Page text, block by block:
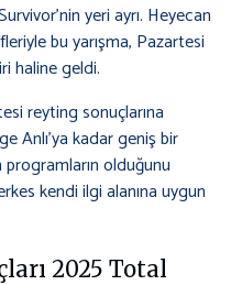
yeri ayrı. Heyecan
bu yarışma, Pazartesi
haline geldi.
reyting sonuçlarına
Anlı’ya kadar geniş bir
olduğunu
kendi ilgi alanına uygun
2025 Total